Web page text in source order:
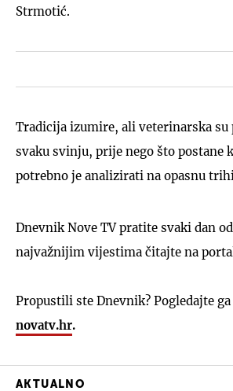
Strmotić.
Tradicija izumire, ali veterinarska su
svaku svinju, prije nego što postane
potrebno je analizirati na opasnu
Dnevnik Nove TV pratite svaki dan od
najvažnijim vijestima čitajte na
Propustili ste Dnevnik? Pogledajte ga
novatv.hr.
AKTUALNO